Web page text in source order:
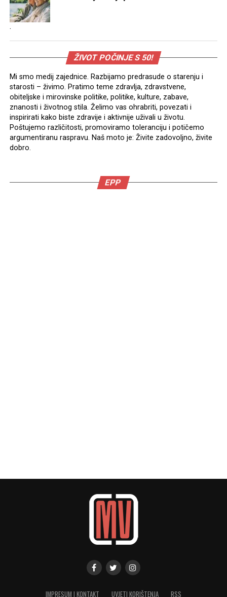
.
ŽIVOT POČINJE S 50!
Mi smo medij zajednice. Razbijamo predrasude o starenju i
starosti – živimo. Pratimo teme zdravlja, zdravstvene,
obiteljske i mirovinske politike, politike, kulture, zabave,
znanosti i životnog stila. Želimo vas ohrabriti, povezati i
inspirirati kako biste zdravije i aktivnije uživali u životu.
Poštujemo različitosti, promoviramo toleranciju i potičemo
argumentiranu raspravu. Naš moto je: Živite zadovoljno, živite
dobro.
EPP
IMPRESUM I KONTAKT UVJETI KORIŠTENJA RSS